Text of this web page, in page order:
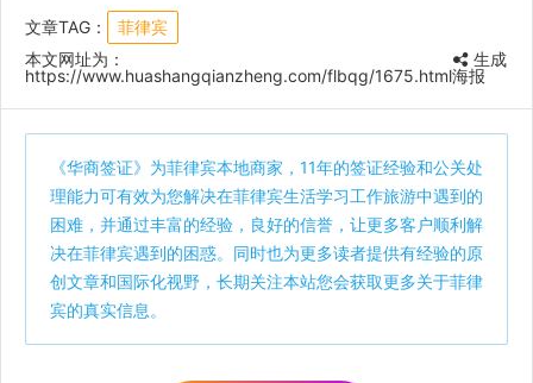
文章TAG：
菲律宾
本文网址为：
https://www.huashangqianzheng.com/flbqg/1675.html
生成
海报
《华商签证》为菲律宾本地商家，11年的签证经验和公关处
理能力可有效为您解决在菲律宾生活学习工作旅游中遇到的
困难，并通过丰富的经验，良好的信誉，让更多客户顺利解
决在菲律宾遇到的困惑。同时也为更多读者提供有经验的原
创文章和国际化视野，长期关注本站您会获取更多关于菲律
宾的真实信息。